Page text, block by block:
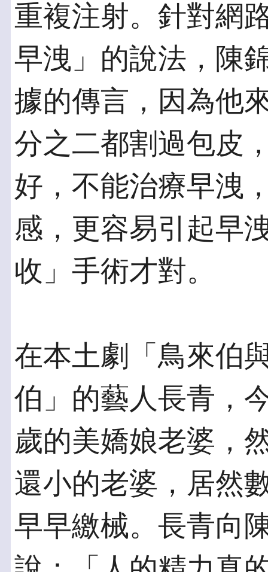
重複注射。針對網
早洩」的說法，陳
據的傳言，因為他
分之二都割過包皮
好，不能治療早洩
感，更容易引起早
收」手術才對。
在本土劇「鳥來伯
伯」的藝人長青，
歲的美嬌娘老婆，
還小的老婆，居然
早早繳械。長青向